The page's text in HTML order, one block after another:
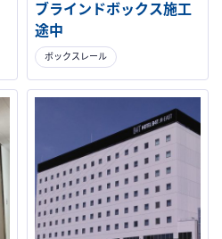
ブラインドボックス施工
途中
ボックスレール